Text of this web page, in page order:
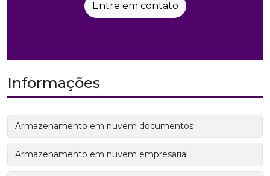
Entre em contato
Informações
Armazenamento em nuvem documentos
Armazenamento em nuvem empresarial